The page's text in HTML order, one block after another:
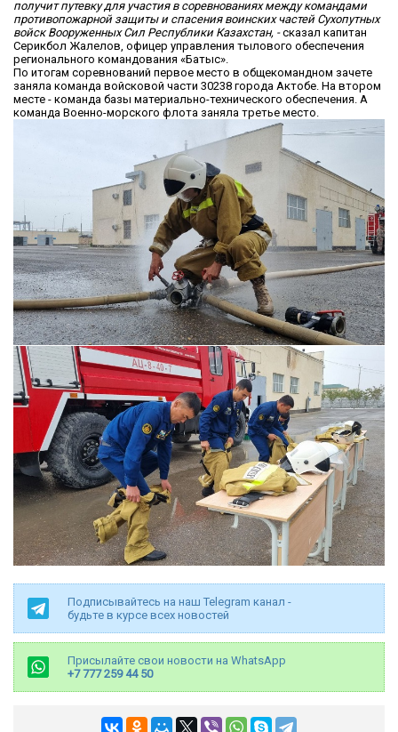
получит путевку для участия в соревнованиях между командами
противопожарной защиты и спасения воинских частей Сухопутных
войск Вооруженных Сил Республики Казахстан, -сказал капитан
Серикбол Жалелов, офицер управления тылового обеспечения
регионального командования «Батыс».
По итогам соревнований первое место в общекомандном зачете
заняла команда войсковой части 30238 города Актобе. На втором
месте - команда базы материально-технического обеспечения. А
команда Военно-морского флота заняла третье место.
Подписывайтесь на наш Telegram канал -
будьте в курсе всех новостей
Присылайте свои новости на WhatsApp
+7 777 259 44 50